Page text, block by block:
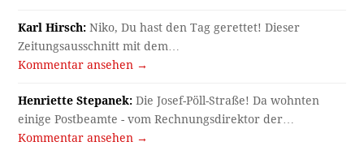
Karl Hirsch: Niko, Du hast den Tag gerettet! Dieser
Zeitungsausschnitt mit dem…
Kommentar ansehen →
Henriette Stepanek: Die Josef-Pöll-Straße! Da wohnten
einige Postbeamte - vom Rechnungsdirektor der…
Kommentar ansehen →